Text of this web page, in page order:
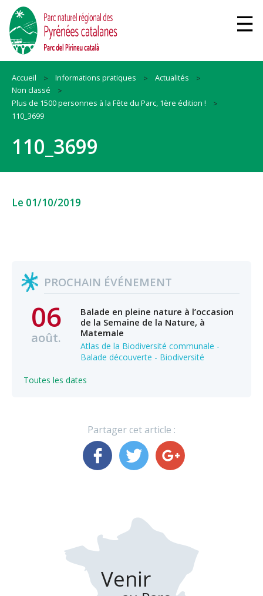
Accueil Informations pratiques
Actualités
Non classé
Plus de 1500 personnes à la Fête du Parc, 1ère édition !
110_3699
110_3699
Le 01/10/2019
PROCHAIN ÉVÉNEMENT
06
août.
Balade en pleine nature à l’occasion
de la Semaine de la Nature, à
Matemale
Atlas de la Biodiversité communale -
Balade découverte - Biodiversité
Toutes les dates
Partager cet article :